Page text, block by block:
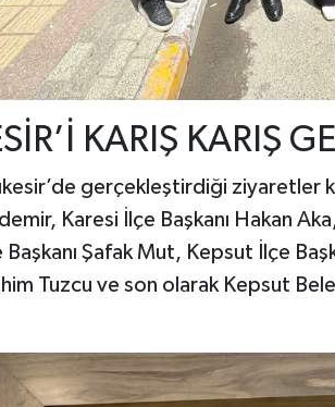
KARIŞ KARIŞ
gerçekleştirdiği ziyaretler
Karesi İlçe Başkanı Hakan
Başkanı Şafak Mut, Kepsut İlçe
Tuzcu ve son olarak Kepsut